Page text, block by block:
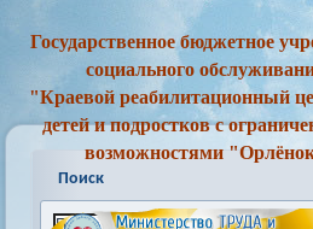
Государственное бюджетное
социального
"Краевой реабилитационный
детей и подростков с
возможностями
Поиск